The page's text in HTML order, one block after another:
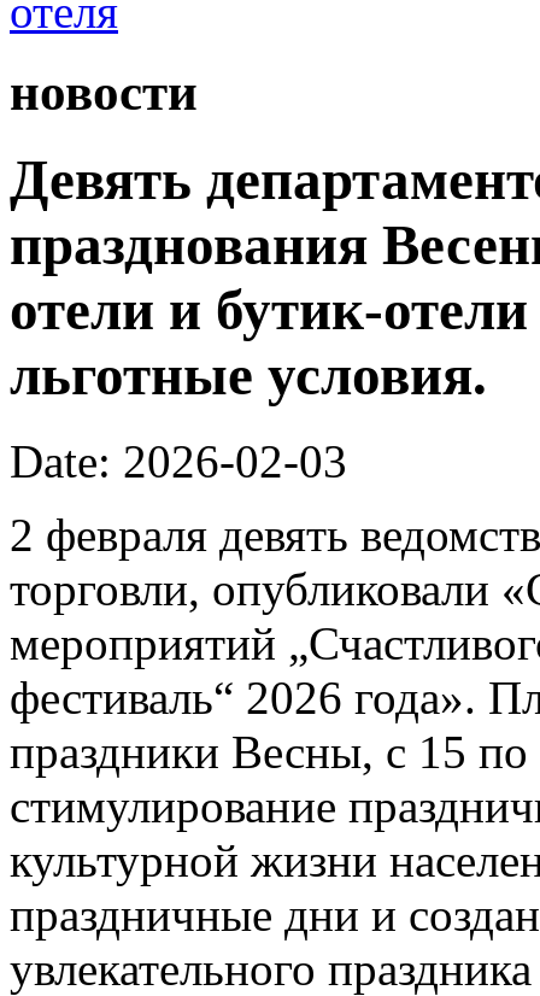
новости
Девять
празднования
отели и бутик-
льготные условия.
Date: 2026-02-03
2 февраля девять
торговли, опубликовали
мероприятий
фестиваль“ 2026 года».
праздники Весны, с 15 по
стимулирование
культурной жизни
праздничные дни и
увлекательного